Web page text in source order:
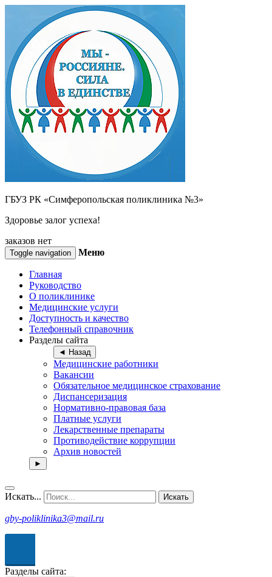
ГБУЗ РК «Симферопольская поликлиника №3»
Здоровье залог успеха!
заказов нет
Toggle navigation Меню
Главная
Руководство
О поликлинике
Медицинские услуги
Доступность и качество
Телефонный справочник
Разделы сайта
◄ Назад
Медицинские работники
Вакансии
Обязательное медицинское страхование
Диспансеризация
Нормативно-правовая база
Платные услуги
Лекарственные препараты
Противодействие коррупции
Архив новостей
►
Искать... Искать
gby-poliklinika3@mail.ru
Разделы сайта: